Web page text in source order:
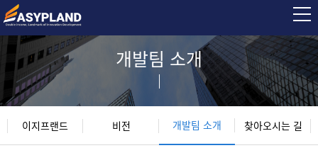
개발팀 소개
이지프랜드 비전 개발팀 소개 찾아오시는 길